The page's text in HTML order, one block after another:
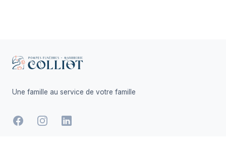
Footer
Une famille au service de votre famille
FacebookInstagramLinkedIn